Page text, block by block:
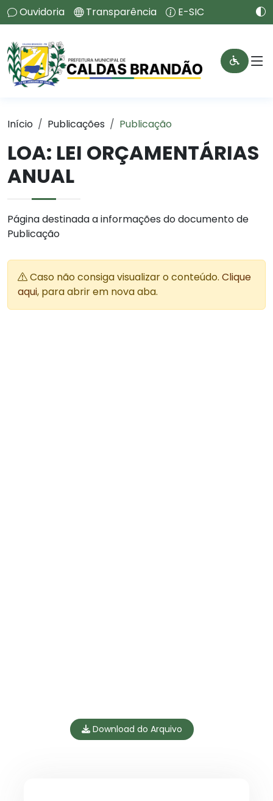
Ouvidoria Transparência E-SIC
Início Publicações Publicação
LOA: LEI ORÇAMENTÁRIAS
ANUAL
Página destinada a informações do documento de
Publicação
Caso não consiga visualizar o conteúdo. Clique
aqui, para abrir em nova aba.
Download do Arquivo